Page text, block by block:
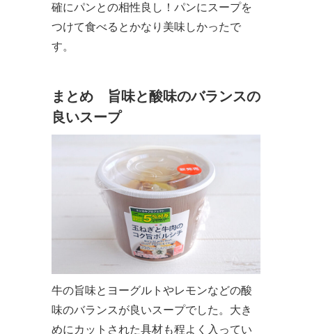
確にパンとの相性良し！パンにスープを
つけて食べるとかなり美味しかったで
す。
まとめ 旨味と酸味のバランスの
良いスープ
牛の旨味とヨーグルトやレモンなどの酸
味のバランスが良いスープでした。大き
めにカットされた具材も程よく入ってい